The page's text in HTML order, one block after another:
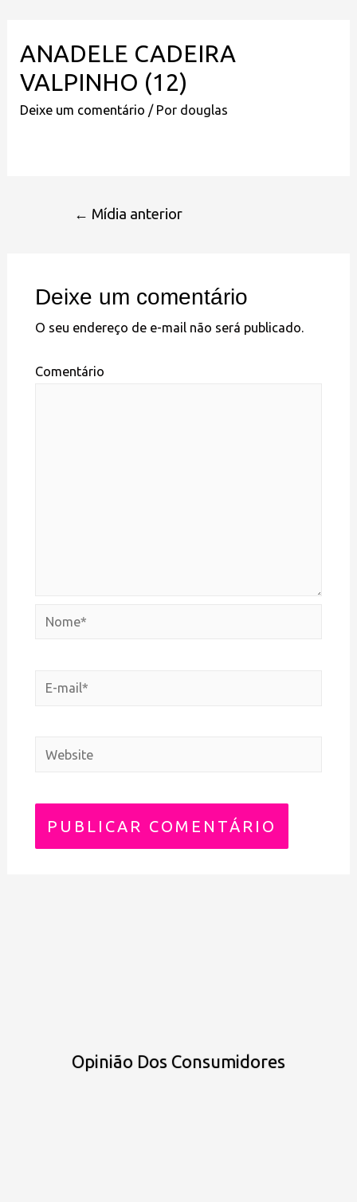
ANADELE CADEIRA
VALPINHO (12)
Deixe um comentário / Por douglas
← Mídia anterior
Deixe um comentário
O seu endereço de e-mail não será publicado.
Comentário
Opinião Dos Consumidores